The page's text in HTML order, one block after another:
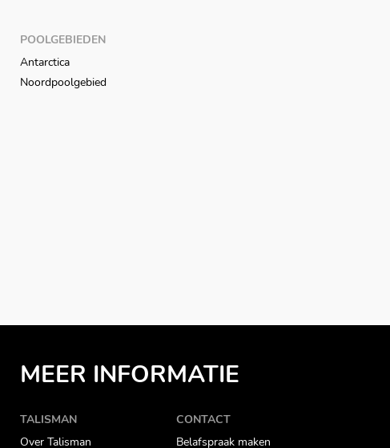
POOLGEBIEDEN
Antarctica
Noordpoolgebied
MEER INFORMATIE
TALISMAN
Over Talisman
CONTACT
Belafspraak maken